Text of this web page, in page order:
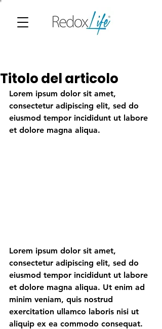
Titolo del articolo
Lorem ipsum dolor sit amet,
consectetur adipiscing elit, sed do
eiusmod tempor incididunt ut labore
et dolore magna aliqua.
Lorem ipsum dolor sit amet,
consectetur adipiscing elit, sed do
eiusmod tempor incididunt ut labore
et dolore magna aliqua. Ut enim ad
minim veniam, quis nostrud
exercitation ullamco laboris nisi ut
aliquip ex ea commodo consequat.